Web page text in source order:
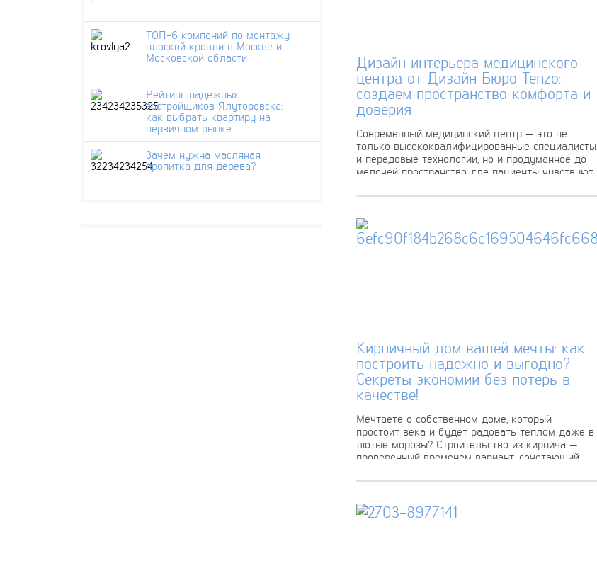
ТОП-6 компаний по монтажу
плоской кровли в Москве и
Московской области
Рейтинг надежных
застройщиков Ялуторовска:
как выбрать квартиру на
первичном рынке
Зачем нужна масляная
пропитка для дерева?
Дизайн интерьера медицинского
центра от Дизайн Бюро Tenzo:
создаем пространство комфорта и
доверия
Современный медицинский центр — это не
только высококвалифицированные специалисты
и передовые технологии, но и продуманное до
мелочей пространство, где пациенты чувствуют
Кирпичный дом вашей мечты: как
построить надежно и выгодно?
Секреты экономии без потерь в
качестве!
Мечтаете о собственном доме, который
простоит века и будет радовать теплом даже в
лютые морозы? Строительство из кирпича —
проверенный временем вариант, сочетающий